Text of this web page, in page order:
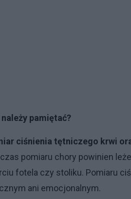
pamiętać?
ciśnienia tętniczego krwi
pomiaru chory powinien
fotela czy stoliku. Pomiaru
ani emocjonalnym.